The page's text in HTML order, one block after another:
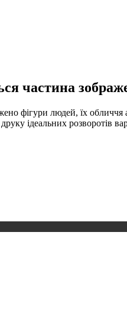
частина
фігури людей, їх обличчя
ідеальних розворотів